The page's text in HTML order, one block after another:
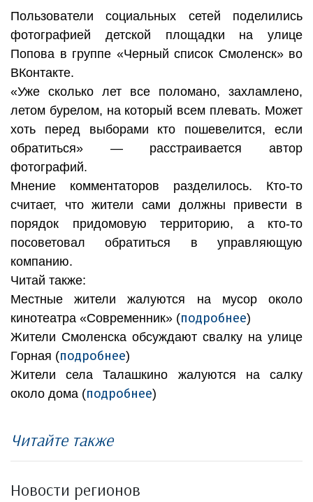
Пользователи социальных сетей поделились
фотографией детской площадки на улице
Попова в группе «Черный список Смоленск» во
ВКонтакте.
«Уже сколько лет все поломано, захламлено,
летом бурелом, на который всем плевать. Может
хоть перед выборами кто пошевелится, если
обратиться» — расстраивается автор
фотографий.
Мнение комментаторов разделилось. Кто-то
считает, что жители сами должны привести в
порядок придомовую территорию, а кто-то
посоветовал обратиться в управляющую
компанию.
Читай также:
Местные жители жалуются на мусор около
кинотеатра «Современник» (подробнее)
Жители Смоленска обсуждают свалку на улице
Горная (подробнее)
Жители села Талашкино жалуются на салку
около дома (подробнее)
Читайте также
Новости регионов